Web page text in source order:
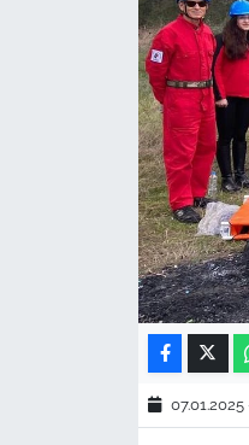
07.01.2025
TARIM VE
KÜLTÜR SANAT
RESMİ İLAN
TEKİRDAĞ